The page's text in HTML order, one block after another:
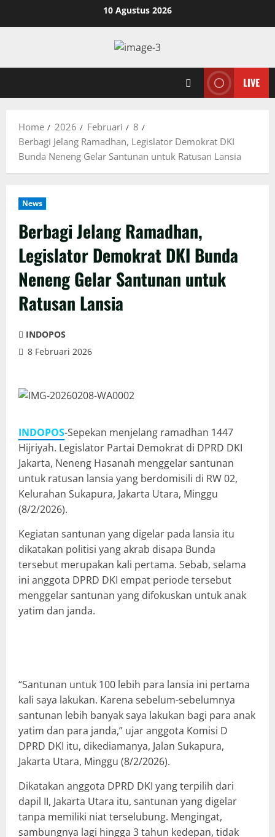
10 Agustus 2026
LIVE
Home 2026 Februari
8
Berbagi Jelang Ramadhan, Legislator Demokrat DKI
Bunda Neneng Gelar Santunan untuk Ratusan Lansia
News
Berbagi Jelang Ramadhan,
Legislator Demokrat DKI Bunda
Neneng Gelar Santunan untuk
Ratusan Lansia
INDOPOS
8 Februari 2026
INDOPOS-Sepekan menjelang ramadhan 1447
Hijriyah. Legislator Partai Demokrat di DPRD DKI
Jakarta, Neneng Hasanah menggelar santunan
untuk ratusan lansia yang berdomisili di RW 02,
Kelurahan Sukapura, Jakarta Utara, Minggu
(8/2/2026).
Kegiatan santunan yang digelar pada lansia itu
dikatakan politisi yang akrab disapa Bunda
tersebut merupakan kali pertama. Sebab, selama
ini anggota DPRD DKI empat periode tersebut
menggelar santunan yang difokuskan untuk anak
yatim dan janda.
“Santunan untuk 100 lebih para lansia ini pertama
kali saya lakukan. Karena sebelum-sebelumnya
santunan lebih banyak saya lakukan bagi para anak
yatim dan para janda,” ujar anggota Komisi D
DPRD DKI itu, dikediamanya, Jalan Sukapura,
Jakarta Utara, Minggu (8/2/2026).
Dikatakan anggota DPRD DKI yang terpilih dari
dapil II, Jakarta Utara itu, santunan yang digelar
tanpa memiliki niat terselubung. Mengingat,
sambungnya lagi hingga 3 tahun kedepan, tidak